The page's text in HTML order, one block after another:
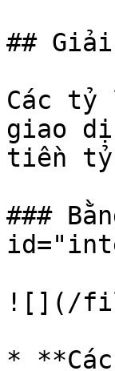
##
Các tỷ
giao
tiền tỷ
###
![](/
*